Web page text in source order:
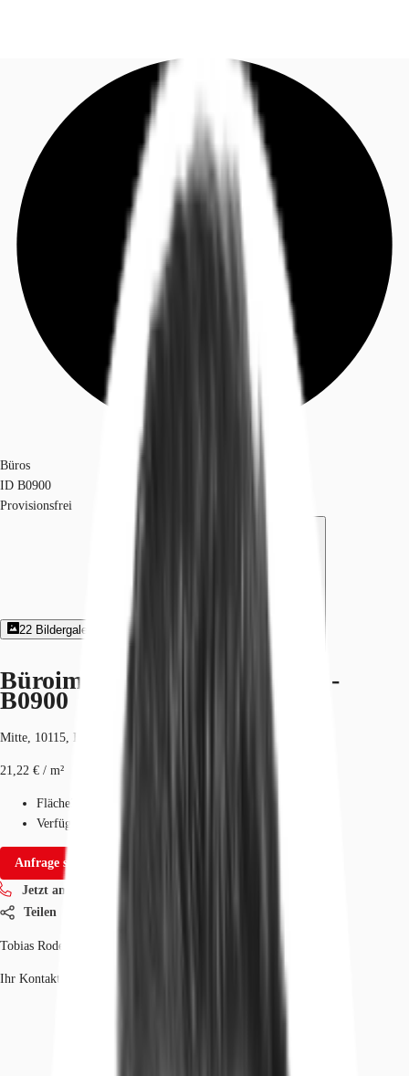
Investieren
Marktinformationen
Coworking
Ihre Ansprechpartner
Jetzt anrufen Kontaktieren Sie uns
Büros
ID B0900
Provisionsfrei
22 Bildergalerie 2
Büroimmobilie - Berlin, Mitte -
B0900
Mitte, 10115, Berlin, Berlin
21,22 € / m²
Fläche
Verfügbarkeit
Anfrage senden
Jetzt anrufen
Teilen
Tobias Rodewald
Ihr Kontakt